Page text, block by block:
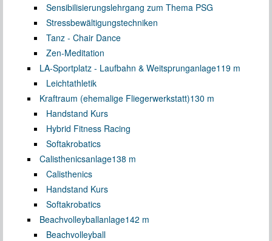
Sensibilisierungslehrgang zum Thema PSG
Stressbewältigungstechniken
Tanz - Chair Dance
Zen-Meditation
LA-Sportplatz - Laufbahn & Weitsprunganlage119 m
Leichtathletik
Kraftraum (ehemalige Fliegerwerkstatt)130 m
Handstand Kurs
Hybrid Fitness Racing
Softakrobatics
Calisthenicsanlage138 m
Calisthenics
Handstand Kurs
Softakrobatics
Beachvolleyballanlage142 m
Beachvolleyball